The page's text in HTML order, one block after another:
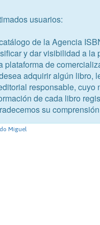
no puede llevarse
Miguel
usuarios:
de la Agencia
y dar visibilidad a la
plataforma de
adquirir algún libro,
responsable, cuyo
de cada libro
su